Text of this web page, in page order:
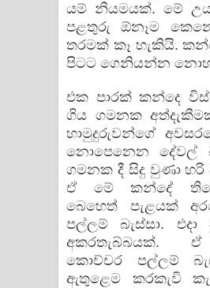
යම් නියමයක්. මේ
පළතුරු ඕනෑම
තරමක් කෑ හැකියි.
පිටට ගෙනියන්න
එක පාරක් කන්දෙ
ගිය ගමනක
හාමුදුරුවන්ගේ
නොපෙනෙන දේවල්
ගමනක දී සිදු වුණා හරි
ඒ මේ කන්දේ
බෙහෙත් පැළයක්
පල්ලම් බැස්සා.
අකරතැබ්බයක්.
කොච්චර පල්ලම්
ඇතුළෙම කරකැවි